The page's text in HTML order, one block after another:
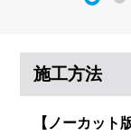
施工方法
【ノーカット版